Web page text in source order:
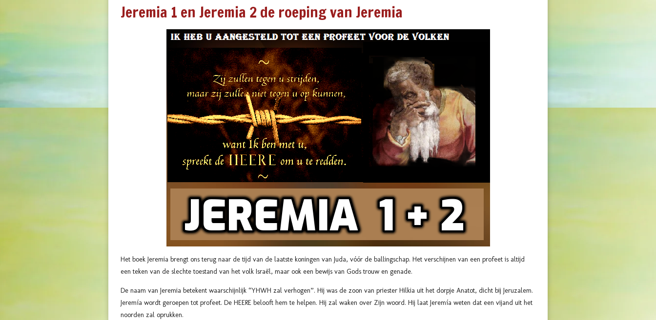
Jeremia 1 en Jeremia 2 de roeping van Jeremia
Het boek Jeremia brengt ons terug naar de tijd van de laatste koningen van Juda, vóór de ballingschap. Het verschijnen van een profeet is altijd
een teken van de slechte toestand van het volk Israël, maar ook een bewijs van Gods trouw en genade.
De naam van Jeremia betekent waarschijnlijk “YHWH zal verhogen”. Hij was de zoon van priester Hilkia uit het dorpje Anatot, dicht bij Jeruzalem.
Jeremía wordt geroepen tot profeet. De HEERE belooft hem te helpen. Hij zal waken over Zijn woord. Hij laat Jeremía weten dat een vijand uit het
noorden zal oprukken.